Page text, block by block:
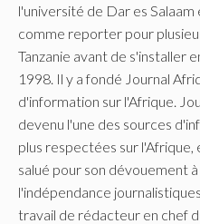
l'université de Dar es Salaam
comme reporter pour
Tanzanie avant de s'installer
1998. Il y a fondé Journal
d'information sur l'Afrique.
devenu l'une des sources
plus respectées sur l'Afrique,
salué pour son dévouement
l'indépendance
travail de rédacteur en chef